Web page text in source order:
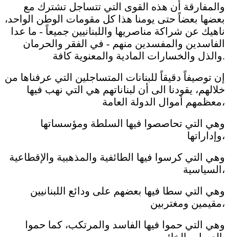
والمفارقة أن هذه القوى التي تتساجل تشترك مع
بعضها بعضاً حتى يومنا هذا كل مقومات الوطن الواحد،
ناهيك عن شراكة مناصريها واللبنانيين جميعاً - ما عدا
الفاسدين والمفسدين منهم - في الفقر والحرمان
والذل والخسارات المادية والمعنوية كافة.
إن توصيفاً دقيقاً للبنانات المتساجلين التي عرفناها من
خلالهم، يقودنا الى أن لبناناتهم هي التي نهب فيها
معظمهم أموال الدولة العامة،
وهي التي تحاصصوا فيها السلطة ومؤسساتها
وإداراتها،
وهي التي كرسوا فيها الطائفية والمذهبية والإقطاعية
السياسية،
وهي التي سطا فيها بعضهم على ودائع اللبنانيين
مقيمين ومغتربين،
وهي التي حموا فيها الفاسد والمرتكب، كما حموا